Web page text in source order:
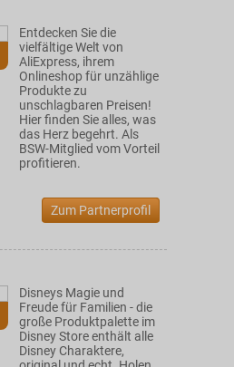
Entdecken Sie die
vielfältige Welt von
AliExpress, ihrem
Onlineshop für unzählige
Produkte zu
unschlagbaren Preisen!
Hier finden Sie alles, was
das Herz begehrt. Als
BSW-Mitglied vom Vorteil
profitieren.
Zum Partnerprofil
Disneys Magie und
Freude für Familien - die
große Produktpalette im
Disney Store enthält alle
Disney Charaktere,